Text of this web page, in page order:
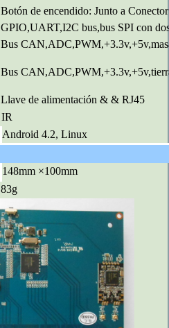
Botón de encendido: Junto a
GPIO,UART,I2C bus,bus SPI con
Bus
Bus
Llave de alimentación & & RJ45
IR
Android 4.2, Linux
148mm ×100mm
83g